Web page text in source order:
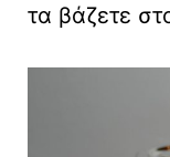
τα βάζετε